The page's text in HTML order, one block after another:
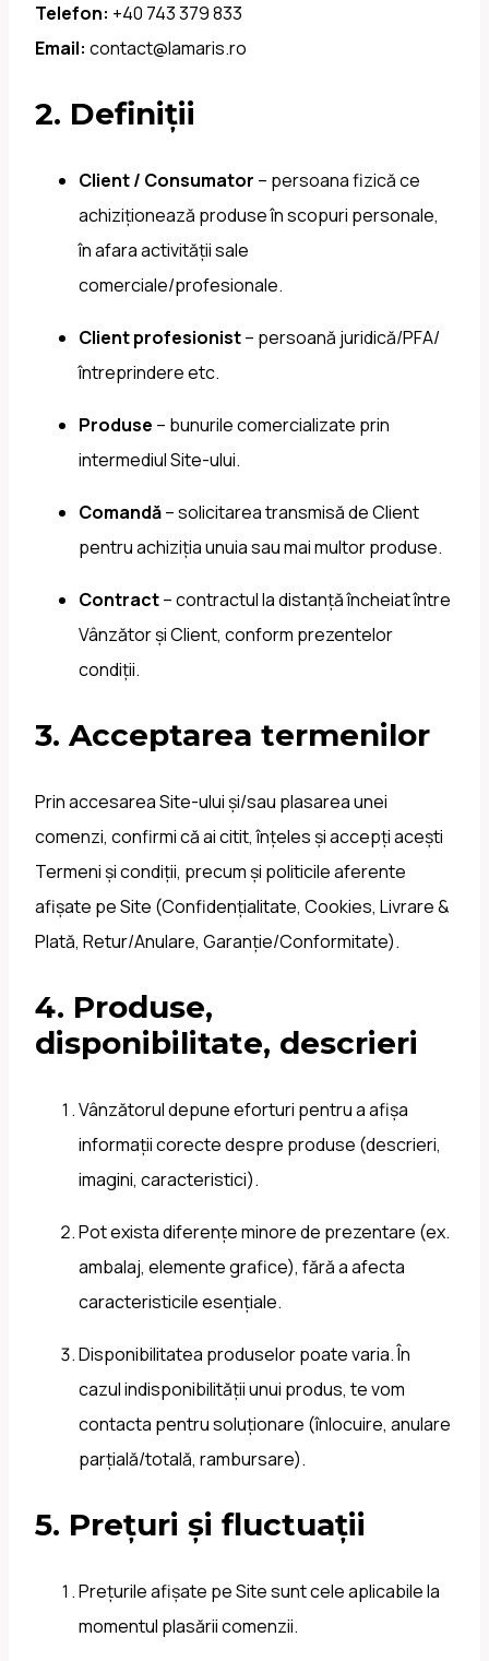
Telefon: +40 743 379 833
Email: contact@lamaris.ro
2. Definiții
Client / Consumator – persoana fizică ce
achiziționează produse în scopuri personale,
în afara activității sale
comerciale/profesionale.
Client profesionist– persoană juridică/PFA/
întreprindere etc.
Produse – bunurile comercializate prin
intermediul Site-ului.
Comandă– solicitarea transmisă de Client
pentru achiziția unuia sau mai multor produse.
Contract– contractul la distanță încheiat între
Vânzător și Client, conform prezentelor
condiții.
3. Acceptarea termenilor
Prin accesarea Site-ului și/sau plasarea unei
comenzi, confirmi că ai citit, înțeles și accepți acești
Termeni și condiții, precum și politicile aferente
afișate pe Site (Confidențialitate, Cookies, Livrare &
Plată, Retur/Anulare, Garanție/Conformitate).
4. Produse,
disponibilitate, descrieri
Vânzătorul depune eforturi pentru a afișa
informații corecte despre produse (descrieri,
imagini, caracteristici).
Pot exista diferențe minore de prezentare (ex.
ambalaj, elemente grafice), fără a afecta
caracteristicile esențiale.
Disponibilitatea produselor poate varia. În
cazul indisponibilității unui produs, te vom
contacta pentru soluționare (înlocuire, anulare
parțială/totală, rambursare).
5. Prețuri și fluctuații
Prețurile afișate pe Site sunt cele aplicabile la
momentul plasării comenzii.